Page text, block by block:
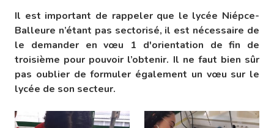
Il est important de rappeler que le lycée Niépce-
Balleure n’étant pas sectorisé, il est nécessaire de
le demander en vœu 1 d'orientation de fin de
troisième pour pouvoir l’obtenir. Il ne faut bien sûr
pas oublier de formuler également un vœu sur le
lycée de son secteur.